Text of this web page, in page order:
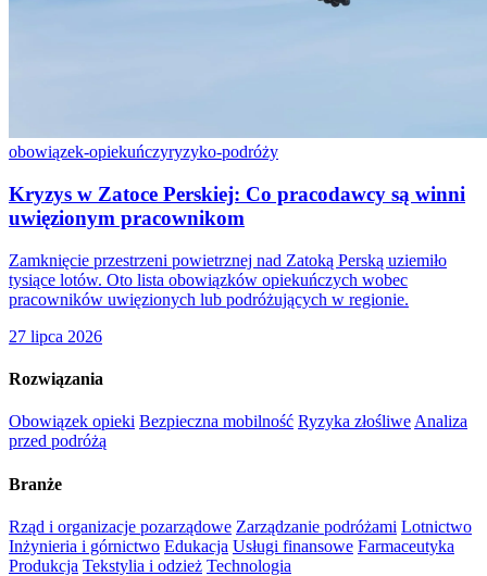
obowiązek-opiekuńczyryzyko-podróży
Kryzys w Zatoce Perskiej: Co pracodawcy są winni
uwięzionym pracownikom
Zamknięcie przestrzeni powietrznej nad Zatoką Perską uziemiło
tysiące lotów. Oto lista obowiązków opiekuńczych wobec
pracowników uwięzionych lub podróżujących w regionie.
27 lipca 2026
Rozwiązania
Obowiązek opieki Bezpieczna mobilność Ryzyka złośliwe Analiza
przed podróżą
Branże
Rząd i organizacje pozarządowe Zarządzanie podróżami Lotnictwo
Inżynieria i górnictwo Edukacja Usługi finansowe Farmaceutyka
Produkcja Tekstylia i odzież Technologia